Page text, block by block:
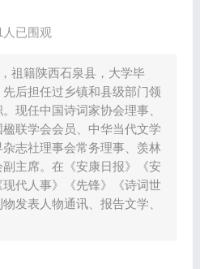
人已围观
祖籍陕西石泉县，大学毕
后担任过乡镇和县级部门领
现任中国诗词家协会理事、
联学会会员、中华当代文学
志社理事会常务理事、羡林
主席。在《安康日报》《安
代人事》《先锋》《诗词世
发表人物通讯、报告文学、